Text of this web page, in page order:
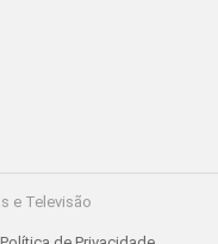
e Televisão